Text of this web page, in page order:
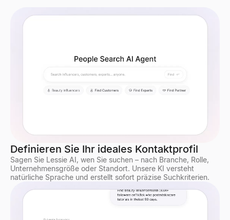
Definieren Sie Ihr ideales Kontaktprofil
Sagen Sie Lessie AI, wen Sie suchen – nach Branche, Rolle,
Unternehmensgröße oder Standort. Unsere KI versteht
natürliche Sprache und erstellt sofort präzise Suchkriterien.